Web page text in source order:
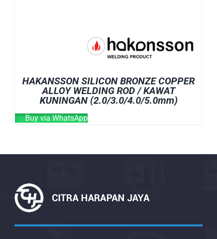
HAKANSSON SILICON BRONZE COPPER
ALLOY WELDING ROD / KAWAT
KUNINGAN (2.0/3.0/4.0/5.0mm)
Buy via WhatsApp